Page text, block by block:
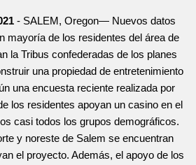
- SALEM, Oregon— Nuevos datos
mayoría de los residentes del área de
la Tribus confederadas de los planes
una propiedad de entretenimiento
una encuesta reciente realizada por
los residentes apoyan un casino en el
casi todos los grupos demográficos.
y noreste de Salem se encuentran
el proyecto. Además, el apoyo de los